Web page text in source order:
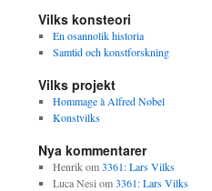
Vilks konsteori
En osannolik historia
Samtid och konstforskning
Vilks projekt
Hommage à Alfred Nobel
Konstvilks
Nya kommentarer
Henrikom3361: Lars Vilks
Luca Nesi om3361: Lars Vilks